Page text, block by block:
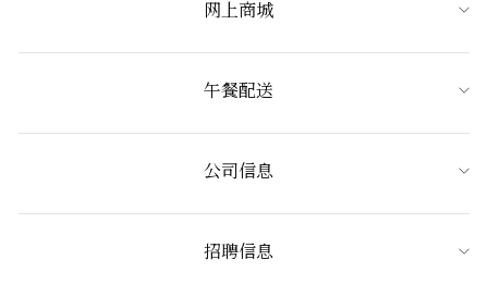
网上商城
午餐配送
公司信息
招聘信息